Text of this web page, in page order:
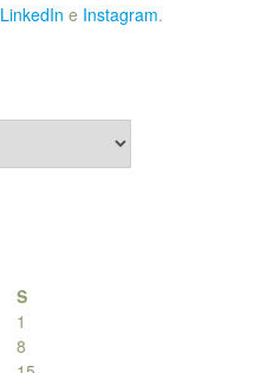
LinkedIn e Instagram.
S
1
8